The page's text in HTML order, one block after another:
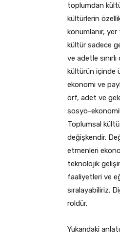
toplumdan
kültürlerin
konumlanır,
kültür sadece
ve adetle
kültürün içinde
ekonomi ve
örf, adet ve
sosyo-
Toplumsal
değişkendir.
etmenleri
teknolojik
faaliyetleri ve
sıralayabiliriz.
roldür.
Yukarıdaki